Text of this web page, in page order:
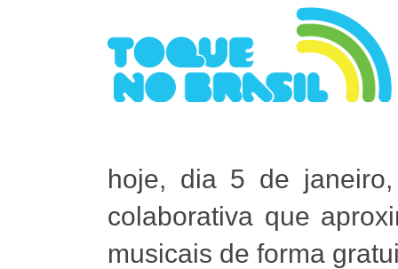
hoje, dia 5 de
colaborativa que
musicais de forma